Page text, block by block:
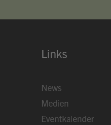
Links
News
Medien
Eventkalender